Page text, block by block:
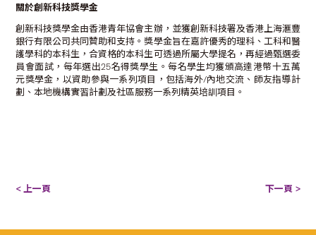
關於創新科技獎學金
創新科技獎學金由香港青年協會主辦，並獲創新科技署及香港上海滙豐
銀行有限公司共同贊助和支持。獎學金旨在嘉許優秀的理科、工科和醫
護學科的本科生，合資格的本科生可透過所屬大學提名，再經過甄選委
員會面試，每年選出25名得獎學生。每名學生均獲頒高達港幣十五萬
元獎學金，以資助參與一系列項目，包括海外/內地交流、師友指導計
劃、本地機構實習計劃及社區服務一系列精英培訓項目。
< 上一頁 下一頁 >